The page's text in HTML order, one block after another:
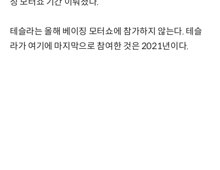
테슬라는 올해 베이징 모터쇼에 참가하지 않는다. 테슬
라가 여기에 마지막으로 참여한 것은 2021년이다.